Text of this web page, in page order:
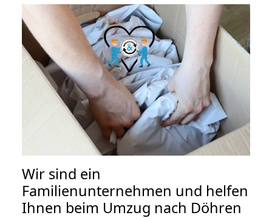
Wir sind ein
Familienunternehmen und helfen
Ihnen beim Umzug nach Döhren